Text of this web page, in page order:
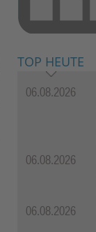
TOP HEUTE
06.08.2026
06.08.2026
06.08.2026